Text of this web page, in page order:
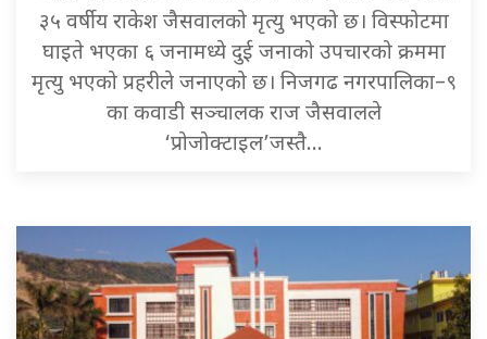
३५ वर्षीय राकेश जैसवालको मृत्यु भएको छ। विस्फोटमा
घाइते भएका ६ जनामध्ये दुई जनाको उपचारको क्रममा
मृत्यु भएको प्रहरीले जनाएको छ। निजगढ नगरपालिका–९
का कवाडी सञ्चालक राज जैसवालले
‘प्रोजोक्टाइल’जस्तै…